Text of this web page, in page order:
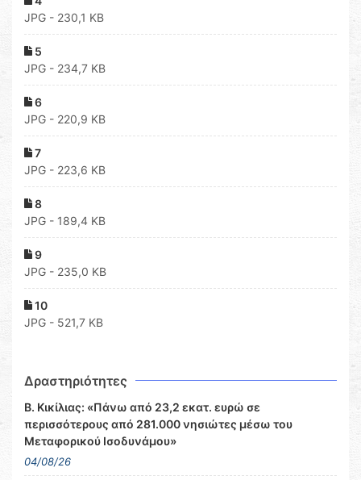
JPG - 230,1 KB
5
JPG - 234,7 KB
6
JPG - 220,9 KB
7
JPG - 223,6 KB
8
JPG - 189,4 KB
9
JPG - 235,0 KB
10
JPG - 521,7 KB
Δραστηριότητες
Β. Κικίλιας: «Πάνω από 23,2 εκατ. ευρώ σε
περισσότερους από 281.000 νησιώτες μέσω του
Μεταφορικού Ισοδυνάμου»
04/08/26